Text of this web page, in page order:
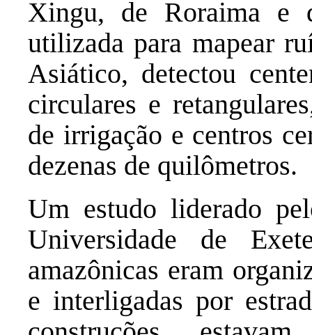
Xingu, de Roraima e
utilizada para mapear
Asiático, detectou
circulares e
de irrigação e centros
dezenas de quilômetros.
Um estudo liderado
Universidade de
amazônicas eram
e interligadas por